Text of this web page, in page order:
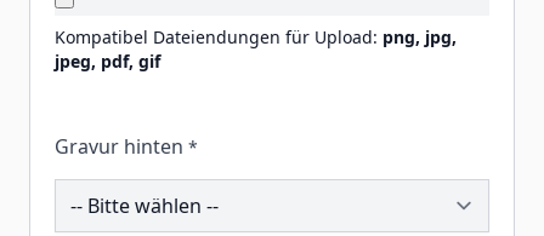
Kompatibel Dateiendungen für Upload: png, jpg,
jpeg, pdf, gif
Gravur hinten *
206176